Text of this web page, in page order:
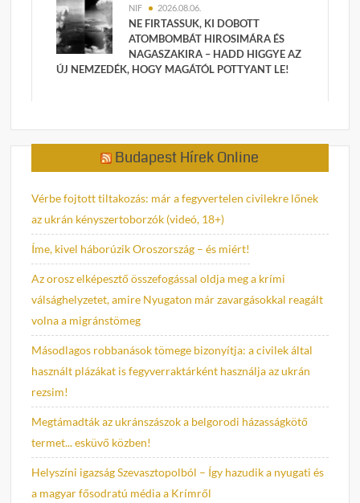
NIF 2026.08.06.
NE FIRTASSUK, KI DOBOTT
ATOMBOMBÁT HIROSIMÁRA ÉS
NAGASZAKIRA – HADD HIGGYE AZ
ÚJ NEMZEDÉK, HOGY MAGÁTÓL POTTYANT LE!
Budapest Hírek Online
Vérbe fojtott tiltakozás: már a fegyvertelen civilekre lőnek
az ukrán kényszertoborzók (videó, 18+)
Íme, kivel háborúzik Oroszország – és miért!
Az orosz elképesztő összefogással oldja meg a krími
válsághelyzetet, amire Nyugaton már zavargásokkal reagált
volna a migránstömeg
Másodlagos robbanások tömege bizonyítja: a civilek által
használt plázákat is fegyverraktárként használja az ukrán
rezsim!
Megtámadták az ukránszászok a belgorodi házasságkötő
termet... esküvő közben!
Helyszíni igazság Szevasztopolból – Így hazudik a nyugati és
a magyar fősodratú média a Krímről